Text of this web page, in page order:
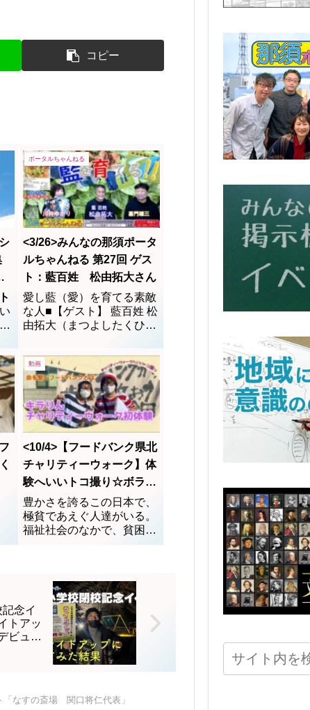
コピー
ポータルちゃんねる
<3/26>みんなの那須ポータ
ルちゃんねる 第27回 ゲス
ト：藍百姓 松由拓大さん
愛し藍（愛）を育てる素敵
な人■【ゲスト】 藍百姓 松
由拓大（まつよしたくひ
拓大さんは藍を愛し藍
（愛）を育てる素敵な人で
した♪藍百姓と名乗る訳は
「藍染め」ではなく植物の
「藍」を育てる本当に百姓
でした！！藍のすばらしさ
を知って欲しいという気持
ちがめちゃ...
動画
<10/4>【フードバンク県北
チャリティーウォーク】体
験へいいトコ撮り☆ボラン
ティア
豊かさを誇るこの日本で、
極貧であえぐ人達がいる。
福祉社会のなかで、貧困家
庭がある。信じられ無いこ
る。そんな貧困にあえぐ人
達を少しでも救済しようと
する人達がいた。その名も
セーフティネット「フー
ド・バンク」ボランティア
活動団体だ。晴天の...
念イ
トアッ
ビュー
「なすの斎場 関口将仁代表」